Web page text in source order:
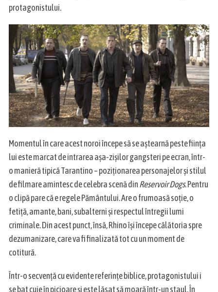
protagonistului.
Momentul în care acest noroi începe să se aștearnă peste ființa
lui este marcat de intrarea așa-zișilor gangsteri pe ecran, într-
o manieră tipică Tarantino – poziționarea personajelor și stilul
de filmare amintesc de celebra scenă dinReservoir Dogs. Pentru
o clipă pare că e regele Pământului. Are o frumoasă soție, o
fetiță, amante, bani, subalterni și respectul întregii lumi
criminale. Din acest punct, însă, Rhino își începe călătoria spre
dezumanizare, care va fi finalizată tot cu un moment de
cotitură.
Într-o secvență cu evidente referințe biblice, protagonistului i
se bat cuie în picioare și este lăsat să moară într-un staul. În
S
e
h
f
o
: